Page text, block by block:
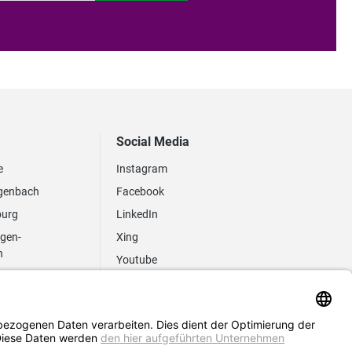
Social Media
Instagram
Facebook
LinkedIn
Xing
Youtube